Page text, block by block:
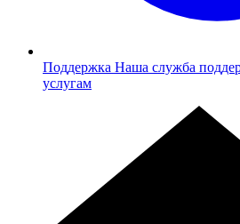
Поддержка Наша служба
услугам